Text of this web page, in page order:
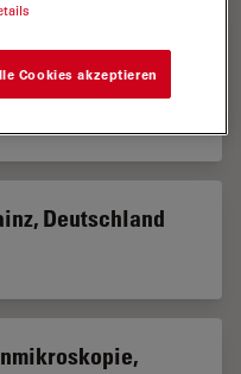
· Montabaur,
Deutschland
Cookies akzeptieren